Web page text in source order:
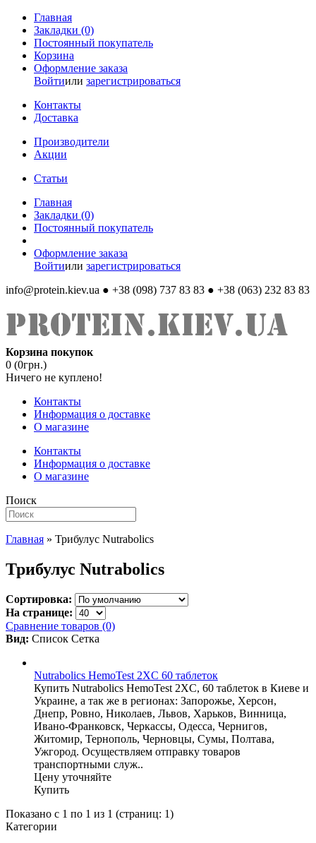
Главная
Закладки (0)
Постоянный покупатель
Корзина
Оформление заказа
Войтиили зарегистрироваться
Контакты
Доставка
Производители
Акции
Статьи
Главная
Закладки (0)
Постоянный покупатель
Оформление заказа
Войтиили зарегистрироваться
info@protein.kiev.ua ● +38 (098) 737 83 83 ● +38 (063) 232 83 83
Корзина покупок
0 (0грн.)
Ничего не куплено!
Контакты
Информация о доставке
О магазине
Контакты
Информация о доставке
О магазине
Поиск
Главная » Трибулус Nutrabolics
Трибулус Nutrabolics
Сортировка:
На странице:
Сравнение товаров (0)
Вид: Список Сетка
Nutrabolics HemoTest 2XC 60 таблеток
Купить Nutrabolics HemoTest 2XC, 60 таблеток в Киеве и
Украине, а так же в регионах: Запорожье, Херсон,
Днепр, Ровно, Николаев, Львов, Харьков, Винница,
Ивано-Франковск, Черкассы, Одесса, Чернигов,
Житомир, Тернополь, Черновцы, Сумы, Полтава,
Ужгород. Осуществляем отправку товаров
транспортными служ..
Цену уточняйте
Купить
Показано с 1 по 1 из 1 (страниц: 1)
Категории